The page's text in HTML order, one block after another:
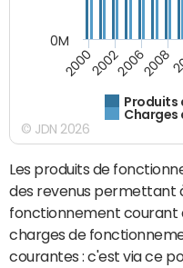
Produits
Charges
2000200220062008
0M
© JDN 2026
Les produits de
des revenus permettant
fonctionnement courant
charges de
courantes : c'est via ce